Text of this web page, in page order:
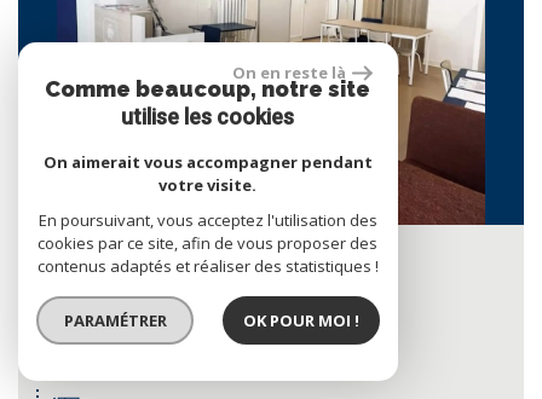
5KM 10KM 25KM
+ de critères +
Ternes - Etoile
690 000 €
Ref : FR1-1160
On en reste là
Comme beaucoup, notre site
utilise les cookies
On aimerait vous accompagner pendant
votre visite.
En poursuivant, vous acceptez l'utilisation des
cookies par ce site, afin de vous proposer des
contenus adaptés et réaliser des statistiques !
PARAMÉTRER OK POUR MOI !